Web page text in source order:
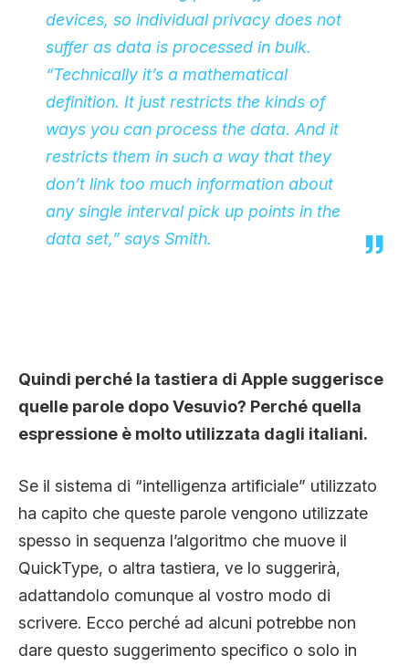
devices, so individual privacy does not
suffer as data is processed in bulk.
“Technically it’s a mathematical
definition. It just restricts the kinds of
ways you can process the data. And it
restricts them in such a way that they
don’t link too much information about
any single interval pick up points in the
data set,” says Smith.
Quindi perché la tastiera di Apple suggerisce
quelle parole dopo Vesuvio? Perché quella
espressione è molto utilizzata dagli italiani.
Se il sistema di “intelligenza artificiale” utilizzato
ha capito che queste parole vengono utilizzate
spesso in sequenza l’algoritmo che muove il
QuickType, o altra tastiera, ve lo suggerirà,
adattandolo comunque al vostro modo di
scrivere. Ecco perché ad alcuni potrebbe non
dare questo suggerimento specifico o solo in